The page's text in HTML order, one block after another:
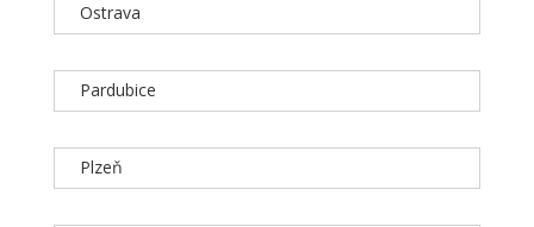
Ostrava
Pardubice
Plzeň